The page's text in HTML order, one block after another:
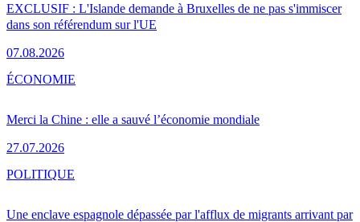
EXCLUSIF : L'Islande demande à Bruxelles de ne pas s'immiscer
dans son référendum sur l'UE
07.08.2026
Merci la Chine : elle a sauvé l’économie mondiale
27.07.2026
ÉCONOMIE
Une enclave espagnole dépassée par l'afflux de migrants arrivant par
POLITIQUE